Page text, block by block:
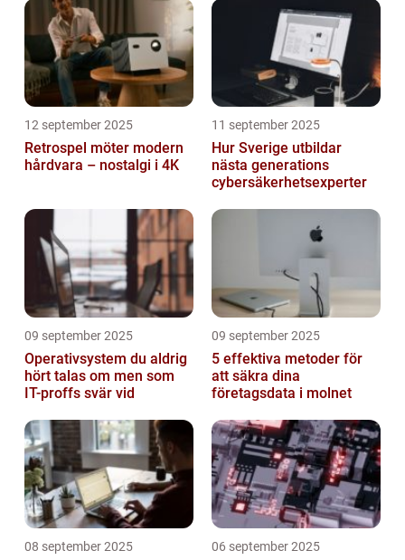
12 september 2025
Retrospel möter modern
hårdvara – nostalgi i 4K
11 september 2025
Hur Sverige utbildar
nästa generations
cybersäkerhetsexperter
09 september 2025
Operativsystem du aldrig
hört talas om men som
IT-proffs svär vid
09 september 2025
5 effektiva metoder för
att säkra dina
företagsdata i molnet
08 september 2025 06 september 2025